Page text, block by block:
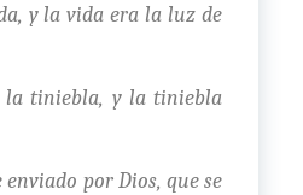
y la vida era la luz de
tiniebla, y la tiniebla
por Dios, que se